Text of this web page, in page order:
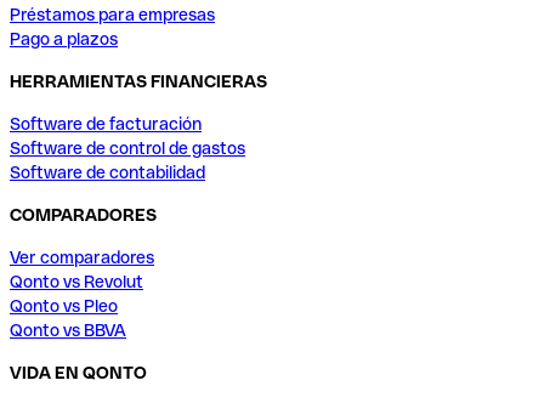
Préstamos para empresas
Pago a plazos
HERRAMIENTAS FINANCIERAS
Software de facturación
Software de control de gastos
Software de contabilidad
COMPARADORES
Ver comparadores
Qonto vs Revolut
Qonto vs Pleo
Qonto vs BBVA
VIDA EN QONTO